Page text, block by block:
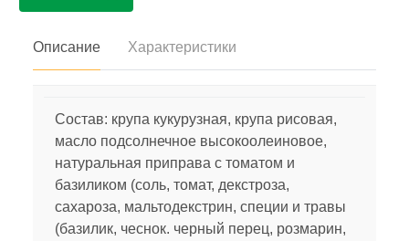
Описание Характеристики
Состав: крупа кукурузная, крупа рисовая,
масло подсолнечное высокоолеиновое,
натуральная приправа с томатом и
базиликом (соль, томат, декстроза,
сахароза, мальтодекстрин, специи и травы
(базилик, чеснок. черный перец, розмарин,